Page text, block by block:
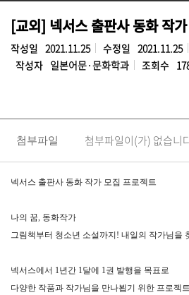
[교외] 넥서스 출판사 동화 작
작성일 2021.11.25 수정일 2021.11.25
작성자 일본어문·문화학과 조회수
첨부파일 첨부파일이(가) 없습니
넥서스 출판사 동화 작가 모집 프로젝트
나의 꿈, 동화작가
그림책부터 청소년 소설까지! 내일의 작가님을
넥서스에서 1년간 1달에 1권 발행을 목표로
다양한 작품과 작가님을 만나뵙기 위한 프로젝